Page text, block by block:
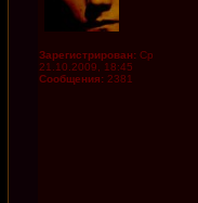
Зарегистрирован: Ср
21.10.2009, 18:45
Сообщения: 2381